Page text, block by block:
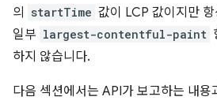
의
startTime 값이 LCP 값이지만
일부 largest-contentful-paint
하지 않습니다.
다음 섹션에서는 API가 보고하는 내용